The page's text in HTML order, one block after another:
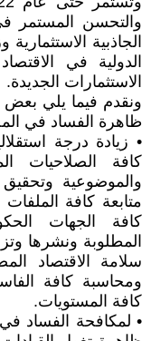
والتحسن المستمر
الجاذبية
الدولية في
الاستثمارات الجديدة.
ونقدم فيما يلي
ظاهرة الفساد في
• زيادة درجة
كافة الصلاحيات
والموضوعية
متابعة كافة
كافة الجهات
المطلوبة ونشرها
سلامة الاقتصاد
ومحاسبة كافة
كافة المستويات.
• لمكافحة الفساد